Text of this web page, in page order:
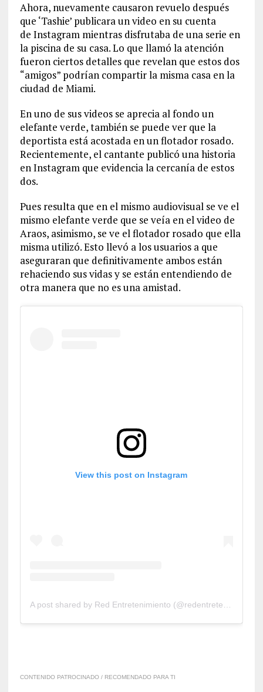
Ahora, nuevamente causaron revuelo después
que ‘Tashie’ publicara un video en su cuenta
de Instagram mientras disfrutaba de una serie en
la piscina de su casa. Lo que llamó la atención
fueron ciertos detalles que revelan que estos dos
“amigos” podrían compartir la misma casa en la
ciudad de Miami.
En uno de sus videos se aprecia al fondo un
elefante verde, también se puede ver que la
deportista está acostada en un flotador rosado.
Recientemente, el cantante publicó una historia
en Instagram que evidencia la cercanía de estos
dos.
Pues resulta que en el mismo audiovisual se ve el
mismo elefante verde que se veía en el video de
Araos, asimismo, se ve el flotador rosado que ella
misma utilizó. Esto llevó a los usuarios a que
aseguraran que definitivamente ambos están
rehaciendo sus vidas y se están entendiendo de
otra manera que no es una amistad.
View this post on Instagram
CONTENIDO PATROCINADO / RECOMENDADO PARA TI